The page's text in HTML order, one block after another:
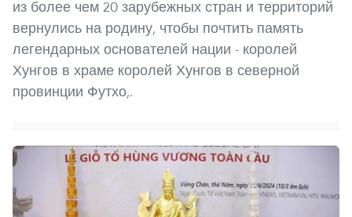
из более чем 20 зарубежных стран и территорий
вернулись на родину, чтобы почтить память
легендарных основателей нации - королей
Хунгов в храме королей Хунгов в северной
провинции Футхо,.